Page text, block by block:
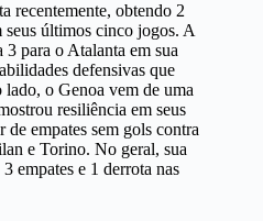
recentemente, obtendo 2
seus últimos cinco jogos. A
para o Atalanta em sua
defensivas que
o Genoa vem de uma
resiliência em seus
empates sem gols contra
e Torino. No geral, sua
empates e 1 derrota nas